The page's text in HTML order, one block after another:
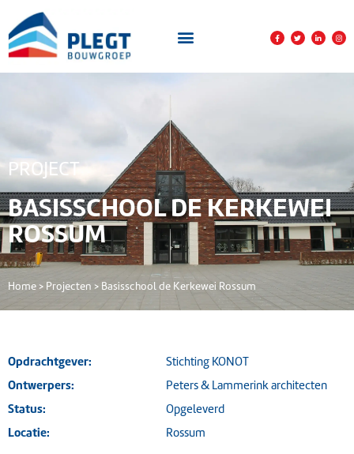
PROJECT
BASISSCHOOL DE KERKEWEI
ROSSUM
Home> Projecten > Basisschool de Kerkewei Rossum
Opdrachtgever:
Stichting KONOT
Ontwerpers:
Peters & Lammerink architecten
Status:
Opgeleverd
Locatie:
Rossum